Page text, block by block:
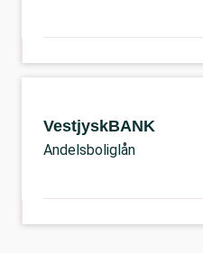
VestjyskBANK
Andelsboliglån